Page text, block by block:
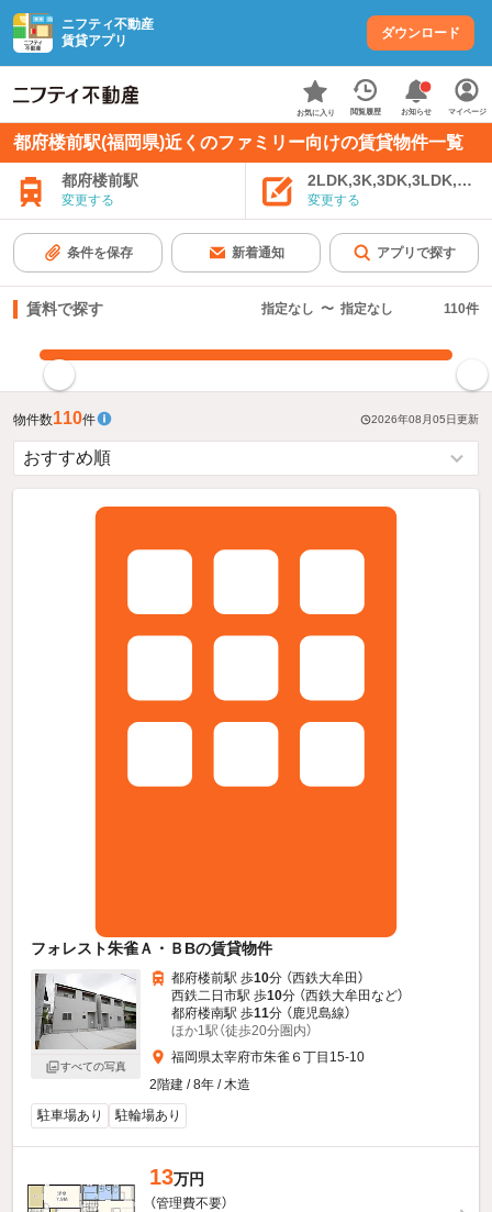
ニフティ不動産
賃貸アプリ
ダウンロード
お気に入り 閲覧履歴 お知らせ マイページ
都府楼前駅(福岡県)近くのファミリー向けの賃貸物件一覧
都府楼前駅
変更する 変更する
条件を保存 新着通知 アプリで探す
賃料で探す 指定なし 〜 指定なし 110件
物件数110件 2026年08月05日更新
フォレスト朱雀Ａ・ＢBの賃貸物件
すべての写真
都府楼前駅 歩10分 （西鉄大牟田）
西鉄二日市駅 歩10分 （西鉄大牟田など）
都府楼南駅 歩11分 （鹿児島線）
ほか1駅（徒歩20分圏内）
福岡県太宰府市朱雀６丁目15-10
2階建 / 8年 / 木造
駐車場あり
駐輪場あり
13万円
（管理費不要）